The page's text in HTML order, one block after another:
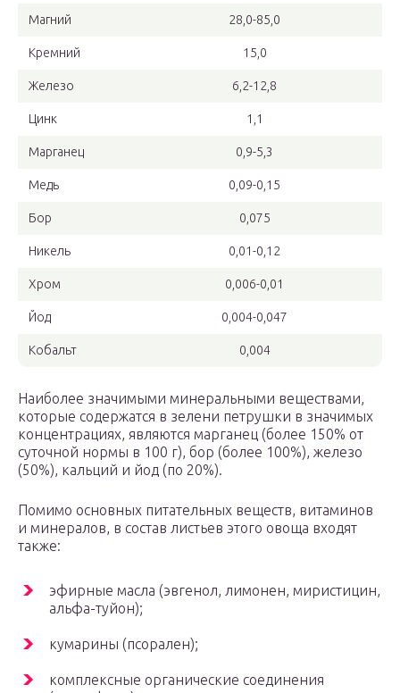
Магний 28,0-85,0
Кремний 15,0
Железо 6,2-12,8
Цинк 1,1
Марганец 0,9-5,3
Медь 0,09-0,15
Бор 0,075
Никель 0,01-0,12
Хром 0,006-0,01
Йод 0,004-0,047
Кобальт 0,004
Наиболее значимыми минеральными веществами,
которые содержатся в зелени петрушки в значимых
концентрациях, являются марганец (более 150% от
суточной нормы в 100 г), бор (более 100%), железо
(50%), кальций и йод (по 20%).
Помимо основных питательных веществ, витаминов
и минералов, в состав листьев этого овоща входят
также:
эфирные масла (эвгенол, лимонен, миристицин,
альфа-туйон);
кумарины (псорален);
комплексные органические соединения